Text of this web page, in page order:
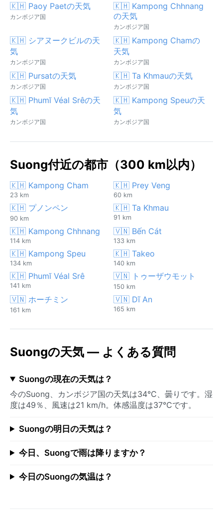
🇰🇭 Paoy Paetの天気
カンボジア国
🇰🇭 Kampong Chhnang
の天気
カンボジア国
🇰🇭 シアヌークビルの天
気
カンボジア国
🇰🇭 Kampong Chamの
天気
カンボジア国
🇰🇭 Pursatの天気
カンボジア国
🇰🇭 Ta Khmauの天気
カンボジア国
🇰🇭 Phumĭ Véal Srêの天
気
カンボジア国
🇰🇭 Kampong Speuの天
気
カンボジア国
Suong付近の都市（300 km以内）
🇰🇭 Kampong Cham
23 km
🇰🇭 Prey Veng
60 km
🇰🇭 プノンペン
90 km
🇰🇭 Ta Khmau
91 km
🇰🇭 Kampong Chhnang
114 km
🇻🇳 Bến Cát
133 km
🇰🇭 Kampong Speu
134 km
🇰🇭 Takeo
140 km
🇰🇭 Phumĭ Véal Srê
141 km
🇻🇳 トゥーザウモット
150 km
🇻🇳 ホーチミン
161 km
🇻🇳 Dĩ An
165 km
Suongの天気 — よくある質問
Suongの現在の天気は？
今のSuong、カンボジア国の天気は34°C、曇りです。湿
度は49％、風速は21 km/h。体感温度は37°Cです。
Suongの明日の天気は？
今日、Suongで雨は降りますか？
今日のSuongの気温は？